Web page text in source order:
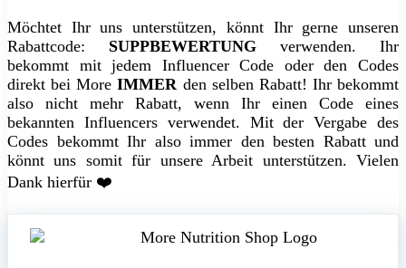
Möchtet Ihr uns unterstützen, könnt Ihr gerne unseren
Rabattcode: SUPPBEWERTUNG verwenden. Ihr
bekommt mit jedem Influencer Code oder den Codes
direkt bei MoreIMMER den selben Rabatt! Ihr bekommt
also nicht mehr Rabatt, wenn Ihr einen Code eines
bekannten Influencers verwendet. Mit der Vergabe des
Codes bekommt Ihr also immer den besten Rabatt und
könnt uns somit für unsere Arbeit unterstützen. Vielen
Dank hierfür ❤️